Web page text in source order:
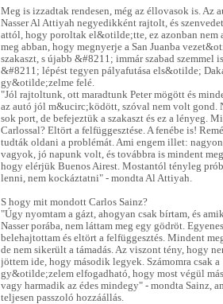
Meg is izzadtak rendesen, még az éllovasok is. Az
Nasser Al Attiyah negyedikként rajtolt, és
attól, hogy poroltak el&otilde;tte, ez azonban nem
meg abban, hogy megnyerje a San Juanba
szakaszt, s újabb &#8211; immár szabad szemmel
&#8211; lépést tegyen pályafutása els&otilde;
gy&otilde;zelme felé.
"Jól rajtoltunk, ott maradtunk Peter mögött és
az autó jól m&ucirc;ködött, szóval nem volt gond.
sok port, de befejeztük a szakaszt és ez a lényeg.
Carlossal? Eltört a felfüggesztése. A fenébe is!
tudták oldani a problémát. Ami engem illet:
vagyok, jó napunk volt, és továbbra is mindent
hogy elérjük Buenos Airest. Mostantól tényleg
lenni, nem kockáztatni" - mondta Al Attiyah.
S hogy mit mondott Carlos Sainz?
"Úgy nyomtam a gázt, ahogyan csak bírtam, és
Nasser porába, nem láttam meg egy gödröt.
belehajtottam és eltört a felfüggesztés. Mindent
de nem sikerült a támadás. Az viszont tény, hogy
jöttem ide, hogy második legyek. Számomra csak a
gy&otilde;zelem elfogadható, hogy most végül
vagy harmadik az édes mindegy" - mondta Sainz,
teljesen passzoló hozzáállás.